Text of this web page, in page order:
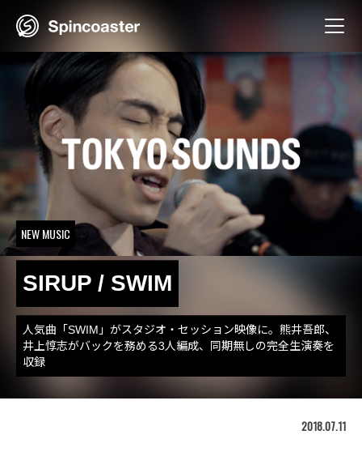
NEW MUSIC
SIRUP / SWIM
人気曲「SWIM」がスタジオ・セッション映像に。熊井吾郎、
井上惇志がバックを務める3人編成、同期無しの完全生演奏を
収録
2018.07.11